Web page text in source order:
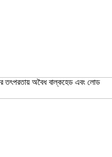
তৎপরতায় অবৈধ বাল্কহেড এবং লোড